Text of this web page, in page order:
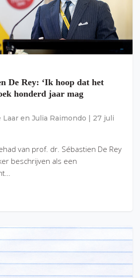
De Rey: ‘Ik hoop dat het
honderd jaar mag
Laar en Julia Raimondo
27 juli
van prof. dr. Sébastien De Rey
beschrijven als een